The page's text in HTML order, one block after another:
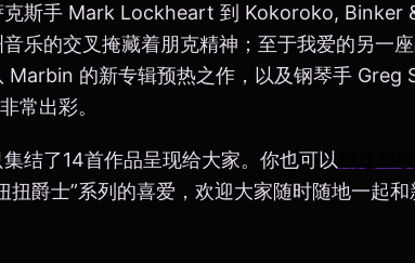
克斯手 Mark Lockheart 到 Kokoroko, Binker
乐的交叉掩藏着朋克精神；至于我爱的另一
Marbin 的新专辑预热之作，以及钢琴手 Greg
常出彩。
结了14首作品呈现给大家。你也可以
扭爵士”系列的喜爱，欢迎大家随时随地一起和